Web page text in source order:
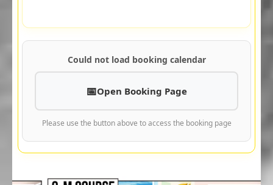
Could not load booking calendar
Open Booking Page
Please use the button above to access the booking page